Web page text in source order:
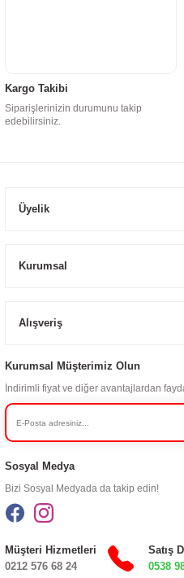
Kargo Takibi
Siparişlerinizin durumunu takip
edebilirsiniz.
Üyelik
Kurumsal
Alışveriş
Kurumsal Müşterimiz Olun
İndirimli fiyat ve diğer avantajlardan
Sosyal Medya
Bizi Sosyal Medyada da takip edin!
Müşteri Hizmetleri
0212 576 68 24
Satış
0538